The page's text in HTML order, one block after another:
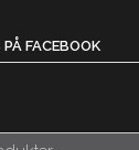
PÅ FACEBOOK